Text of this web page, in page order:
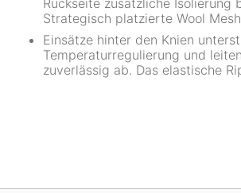
Rückseite zusätzliche Isolierung
Strategisch platzierte Wool Mesh
Einsätze hinter den Knien
Temperaturregulierung und
zuverlässig ab. Das elastische